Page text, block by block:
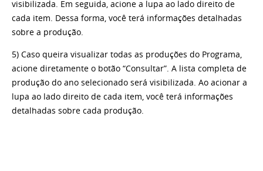
visibilizada. Em seguida, acione a lupa ao lado direito de
cada item. Dessa forma, você terá informações detalhadas
sobre a produção.
5) Caso queira visualizar todas as produções do Programa,
acione diretamente o botão “Consultar”. A lista completa de
produção do ano selecionado será visibilizada. Ao acionar a
lupa ao lado direito de cada item, você terá informações
detalhadas sobre cada produção.